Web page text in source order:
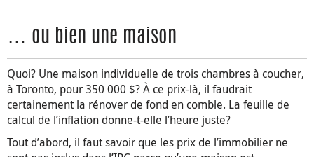
… ou bien une maison
Quoi? Une maison individuelle de trois chambres à coucher,
à Toronto, pour 350 000 $? À ce prix-là, il faudrait
certainement la rénover de fond en comble. La feuille de
calcul de l’inflation donne-t-elle l’heure juste?
Tout d’abord, il faut savoir que les prix de l’immobilier ne